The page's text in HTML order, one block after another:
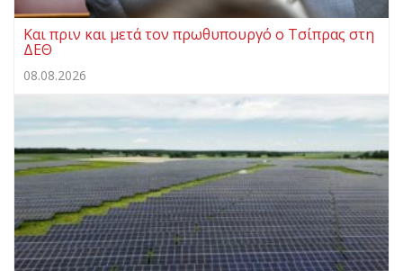
Και πριν και μετά τον πρωθυπουργό ο Τσίπρας στη
ΔΕΘ
08.08.2026